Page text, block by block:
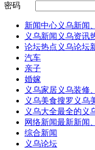
密码
新闻中心义乌新闻
义乌新闻 义乌资讯
论坛热点 义乌论坛
汽车
亲子
婚嫁
义乌家居义乌装修
义乌美食搜罗义乌
义乌大全最全的义
网络新闻最新新闻
综合新闻
义乌论坛